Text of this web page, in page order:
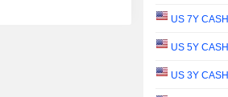
US 7Y CASH
US 5Y CASH
US 3Y CASH